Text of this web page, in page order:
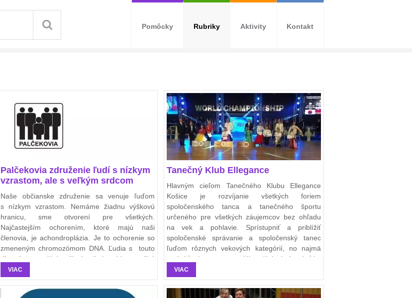
Palčekovia združenie ľudí s nízkym
vzrastom, ale s veľkým srdcom
Naše občianske združenie sa venuje ľuďom
s nízkym vzrastom. Nemáme žiadnu výškovú
hranicu, sme otvorení pre všetkých.
Najčastejším ochorením, ktoré majú naši
členovia, je achondroplázia. Je to ochorenie so
zmeneným chromozómom DNA. Ľudia s touto
diagnózou majú kratšie končatiny, hlavne dlhé
kosti (od lakťa po rameno, stehennú kosť),
väčšiu hlavu, prehnutý chrbát, ale aj voľnejšie
kĺby a nedovyvinuté chrupavky.
VIAC
Tanečný Klub Ellegance
Hlavným cieľom Tanečného Klubu Ellegance
Košice je rozvíjanie všetkých foriem
spoločenského tanca a tanečného športu
určeného pre všetkých záujemcov bez ohľadu
na vek a pohlavie. Sprístupniť a priblížiť
spoločenské správanie a spoločenský tanec
ľuďom rôznych vekových kategórií, no najmä
vyvinúť talent a potenciál malých detí a dať im
možnosť byť „úspešný.”
VIAC
Pomôcky Rubriky Aktivity Kontakt